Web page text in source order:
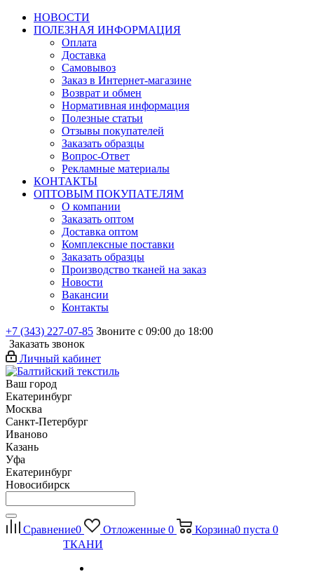
НОВОСТИ
ПОЛЕЗНАЯ ИНФОРМАЦИЯ
Оплата
Доставка
Самовывоз
Заказ в Интернет-магазине
Возврат и обмен
Нормативная информация
Полезные статьи
Отзывы покупателей
Заказать образцы
Вопрос-Ответ
Рекламные материалы
КОНТАКТЫ
ОПТОВЫМ ПОКУПАТЕЛЯМ
О компании
Заказать оптом
Доставка оптом
Комплексные поставки
Заказать образцы
Производство тканей на заказ
Новости
Вакансии
Контакты
+7 (343) 227-07-85 Звоните с 09:00 до 18:00
Заказать звонок
Личный кабинет
Ваш город
Екатеринбург
Москва
Санкт-Петербург
Иваново
Казань
Уфа
Екатеринбург
Новосибирск
Сравнение0 Отложенные 0 Корзина0 пуста 0
ТКАНИ